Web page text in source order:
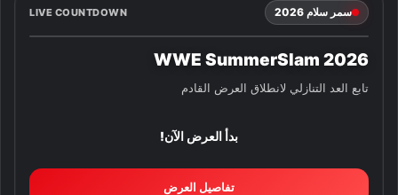
سمر سلام 2026 LIVE COUNTDOWN
WWE SummerSlam 2026
تابع العد التنازلي لانطلاق العرض القادم
بدأ العرض الآن!
تفاصيل العرض